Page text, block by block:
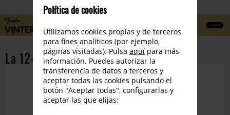
La 12-Fret de Taylor
Política de cookies
Utilizamos cookies propias y de terceros
para fines analíticos (por ejemplo,
páginas visitadas). Pulsa aquí para más
información. Puedes autorizar la
transferencia de datos a terceros y
aceptar todas las cookies pulsando el
botón "Aceptar todas", configurarlas y
aceptar las que elijas: